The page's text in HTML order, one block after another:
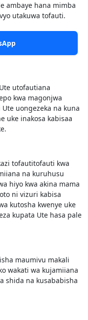
ambaye hana mimba
utakuwa tofauti.
utofautiana
kwa magonjwa
uongezeka na kuna
uke inakosa kabisaa
tofautitofauti kwa
na kuruhusu
hiyo kwa akina mama
ni vizuri kabisa
kutosha kwenye uke
kupata Ute hasa pale
maumivu makali
wakati wa kujamiiana
shida na kusababisha